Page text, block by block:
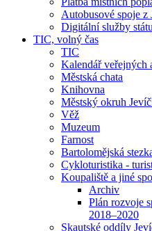
Autobusové spoje z
Digitální služby státu
TIC, volný čas
TIC
Kalendář veřejných
Městská chata
Knihovna
Městský okruh
Věž
Muzeum
Farnost
Bartolomějská
Cykloturistika -
Koupaliště a jiné
Archiv
Plán rozvoje
2018–2020
Skautské oddíly